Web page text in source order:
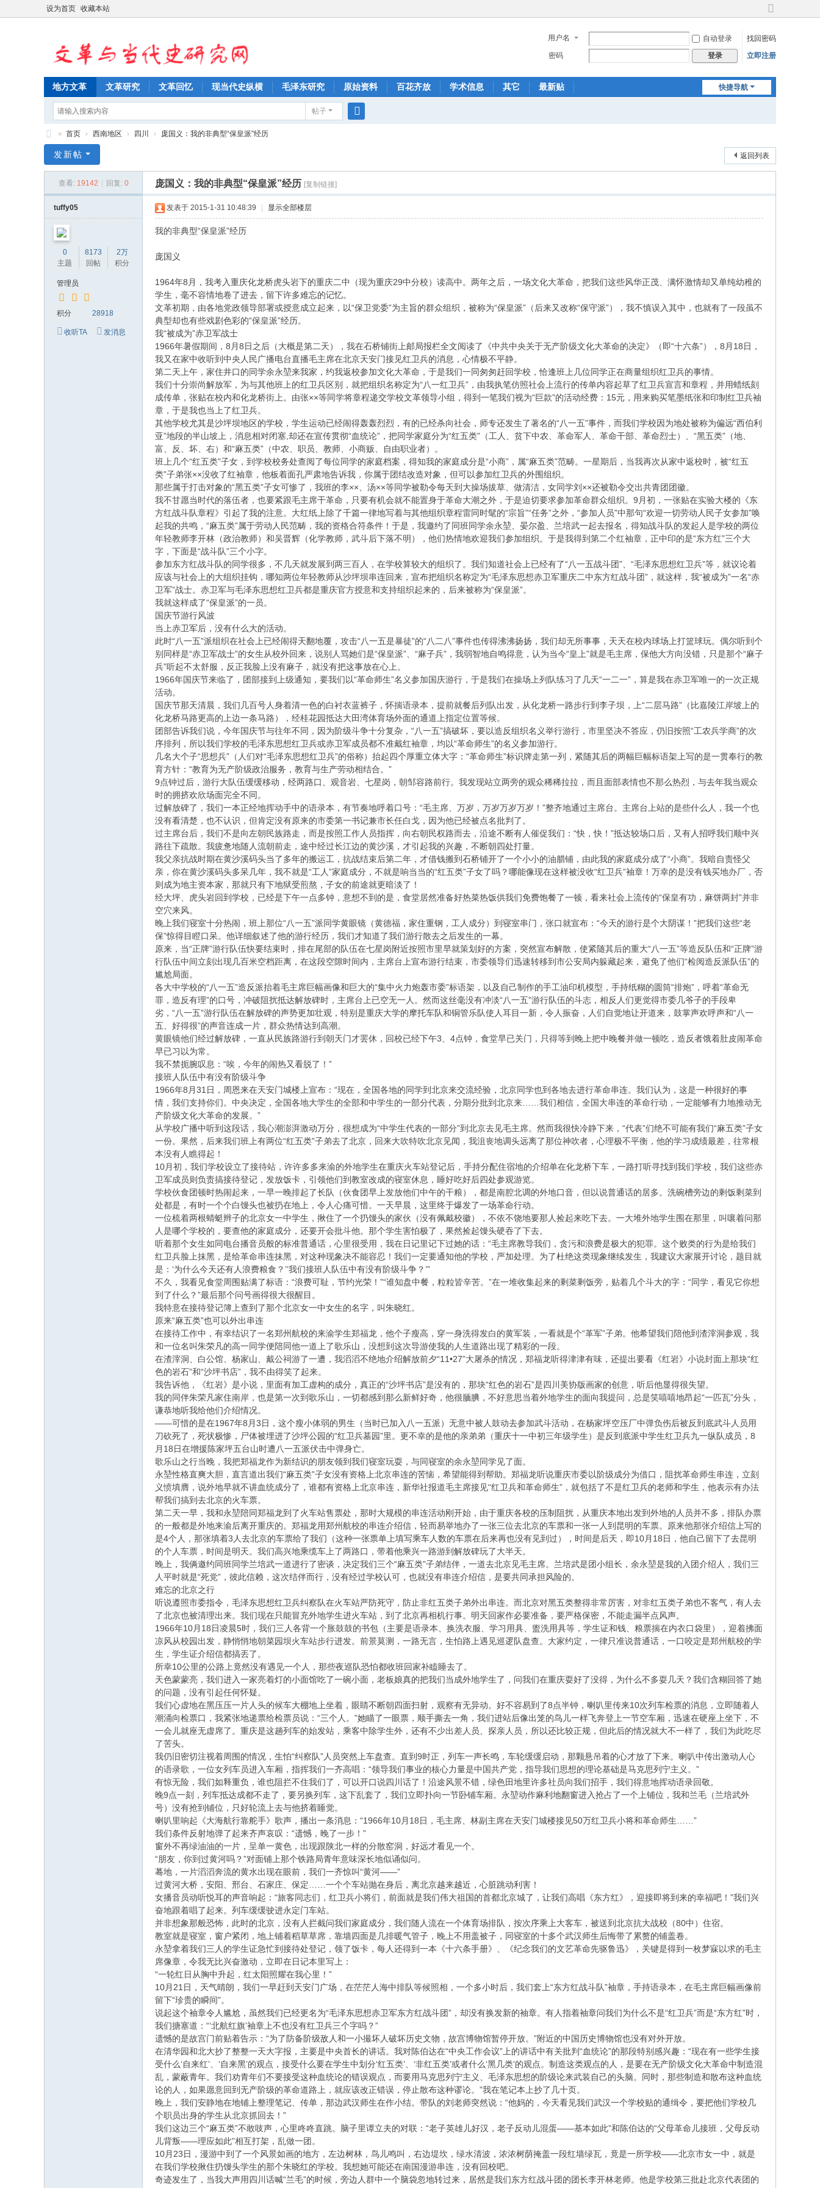
设为首页 收藏本站
切
到
宽
用户名 自动登录
找回密码
密码
登录 立即注册
快捷导航
地方文革 文革研究 文革回忆 现当代史纵横 毛泽东研究 原始资料 百花齐放 学术信息 其它 最新贴
帖子
革
» 首页 › 西南地区 › 四川 › 庞国义：我的非典型“保皇派”经历
返回列表
发新帖
查看: 19142 回复: 0 庞国义：我的非典型“保皇派”经历 [复制链接]
tuffy05
0
主题
8173
回帖
2万
积分
管理员
积分 28918
收听TA 发消息
发表于 2015-1-31 10:48:39 显示全部楼层
我的非典型“保皇派”经历
庞国义
1964年8月，我考入重庆化龙桥虎头岩下的重庆二中（现为重庆29中分校）读高中。两年之后，一场文化大革命，把我们这些风华正茂、满怀激情却又单纯幼稚的
学生，毫不容情地卷了进去，留下许多难忘的记忆。
文革初期，由各地党政领导部署或授意成立起来，以“保卫党委”为主旨的群众组织，被称为“保皇派”（后来又改称“保守派”），我不慎误入其中，也就有了一段虽不
典型却也有些戏剧色彩的“保皇派”经历。
我“被成为”赤卫军战士
1966年暑假期间，8月8日之后（大概是第二天），我在石桥铺街上邮局报栏全文阅读了《中共中央关于无产阶级文化大革命的决定》（即“十六条”），8月18日，
我又在家中收听到中央人民广播电台直播毛主席在北京天安门接见红卫兵的消息，心情极不平静。
第二天上午，家住井口的同学余永堃来我家，约我返校参加文化大革命，于是我们一同匆匆赶回学校，恰逢班上几位同学正在商量组织红卫兵的事情。
我们十分崇尚解放军，为与其他班上的红卫兵区别，就把组织名称定为“八一红卫兵”，由我执笔仿照社会上流行的传单内容起草了红卫兵宣言和章程，并用蜡纸刻
成传单，张贴在校内和化龙桥街上。由张××等同学将章程递交学校文革领导小组，得到一笔我们视为“巨款”的活动经费：15元，用来购买笔墨纸张和印制红卫兵袖
章，于是我也当上了红卫兵。
其他学校尤其是沙坪坝地区的学校，学生运动已经闹得轰轰烈烈，有的已经杀向社会，师专还发生了著名的“八一五”事件，而我们学校因为地处被称为偏远“西伯利
亚”地段的半山坡上，消息相对闭塞,却还在宣传贯彻“血统论”，把同学家庭分为“红五类”（工人、贫下中农、革命军人、革命干部、革命烈士）、“黑五类”（地、
富、反、坏、右）和“麻五类”（中农、职员、教师、小商贩、自由职业者）。
班上几个“红五类”子女，到学校校务处查阅了每位同学的家庭档案，得知我的家庭成分是“小商”，属“麻五类”范畴。一星期后，当我再次从家中返校时，被“红五
类”子弟张××没收了红袖章，他板着面孔严肃地告诉我，你属于团结改造对象，但可以参加红卫兵的外围组织。
那些属于打击对象的“黑五类”子女可惨了，我班的李××、汤××等同学被勒令每天到大操场拔草、做清洁，女同学刘××还被勒令交出共青团团徽。
我不甘愿当时代的落伍者，也要紧跟毛主席干革命，只要有机会就不能置身于革命大潮之外，于是迫切要求参加革命群众组织。9月初，一张贴在实验大楼的《东
方红战斗队章程》引起了我的注意。大红纸上除了千篇一律地写着与其他组织章程雷同时髦的“宗旨”“任务”之外，“参加人员”中那句“欢迎一切劳动人民子女参加”唤
起我的共鸣，“麻五类”属于劳动人民范畴，我的资格合符条件！于是，我邀约了同班同学余永堃、晏尔盈、兰培武一起去报名，得知战斗队的发起人是学校的两位
年轻教师李开林（政治教师）和吴晋辉（化学教师，武斗后下落不明），他们热情地欢迎我们参加组织。于是我得到第二个红袖章，正中印的是“东方红”三个大
字，下面是“战斗队”三个小字。
参加东方红战斗队的同学很多，不几天就发展到两三百人，在学校算较大的组织了。我们知道社会上已经有了“八一五战斗团”、“毛泽东思想红卫兵”等，就议论着
应该与社会上的大组织挂钩，哪知两位年轻教师从沙坪坝串连回来，宣布把组织名称定为“毛泽东思想赤卫军重庆二中东方红战斗团”，就这样，我“被成为”一名“赤
卫军”战士。赤卫军与毛泽东思想红卫兵都是重庆官方授意和支持组织起来的，后来被称为“保皇派”。
我就这样成了“保皇派”的一员。
国庆节游行风波
当上赤卫军后，没有什么大的活动。
此时“八一五”派组织在社会上已经闹得天翻地覆，攻击“八一五是暴徒”的“八二八”事件也传得沸沸扬扬，我们却无所事事，天天在校内球场上打篮球玩。偶尔听到个
别同样是“赤卫军战士”的女生从校外回来，说别人骂她们是“保皇派”、“麻子兵”，我弱智地自鸣得意，认为当今“皇上”就是毛主席，保他大方向没错，只是那个“麻子
兵”听起不太舒服，反正我脸上没有麻子，就没有把这事放在心上。
1966年国庆节来临了，团部接到上级通知，要我们以“革命师生”名义参加国庆游行，于是我们在操场上列队练习了几天“一二一”，算是我在赤卫军唯一的一次正规
活动。
国庆节那天清晨，我们几百号人身着清一色的白衬衣蓝裤子，怀揣语录本，提前就餐后列队出发，从化龙桥一路步行到李子坝，上“二层马路”（比嘉陵江岸坡上的
化龙桥马路更高的上边一条马路），经桂花园抵达大田湾体育场外面的通道上指定位置等候。
团部告诉我们说，今年国庆节与往年不同，因为阶级斗争十分复杂，“八一五”搞破坏，要以造反组织名义举行游行，市里坚决不答应，仍旧按照“工农兵学商”的次
序排列，所以我们学校的毛泽东思想红卫兵或赤卫军成员都不准戴红袖章，均以“革命师生”的名义参加游行。
几名大个子“思想兵”（人们对“毛泽东思想红卫兵”的俗称）抬起四个厚重立体大字：“革命师生”标识牌走第一列，紧随其后的两幅巨幅标语架上写的是一贯奉行的教
育方针：“教育为无产阶级政治服务，教育与生产劳动相结合。”
9点钟过后，游行大队伍缓缓移动，经两路口、观音岩、七星岗，朝邹容路前行。我发现站立两旁的观众稀稀拉拉，而且面部表情也不那么热烈，与去年我当观众
时的拥挤欢欣场面完全不同。
过解放碑了，我们一本正经地挥动手中的语录本，有节奏地呼着口号：“毛主席、万岁，万岁万岁万岁！”整齐地通过主席台。主席台上站的是些什么人，我一个也
没有看清楚，也不认识，但肯定没有原来的市委第一书记兼市长任白戈，因为他已经被点名批判了。
过主席台后，我们不是向左朝民族路走，而是按照工作人员指挥，向右朝民权路而去，沿途不断有人催促我们：“快，快！”抵达较场口后，又有人招呼我们顺中兴
路往下疏散。我疲惫地随人流朝前走，途中经过长江边的黄沙溪，才引起我的兴趣，不断朝四处打量。
我父亲抗战时期在黄沙溪码头当了多年的搬运工，抗战结束后第二年，才借钱搬到石桥铺开了一个小小的油腊铺，由此我的家庭成分成了“小商”。我暗自责怪父
亲，你在黄沙溪码头多呆几年，我不就是“工人”家庭成分，不就是响当当的“红五类”子女了吗？哪能像现在这样被没收“红卫兵”袖章！万幸的是没有钱买地办厂，否
则成为地主资本家，那就只有下地狱受煎熬，子女的前途就更暗淡了！
经大坪、虎头岩回到学校，已经是下午一点多钟，意想不到的是，食堂居然准备好热菜热饭供我们免费饱餐了一顿，看来社会上流传的“保皇有功，麻饼两封”并非
空穴来风。
晚上我们寝室十分热闹，班上那位“八一五”派同学黄眼镜（黄德福，家住重钢，工人成分）到寝室串门，张口就宣布：“今天的游行是个大阴谋！”把我们这些“老
保”惊得目瞪口呆。他详细叙述了他的游行经历，我们才知道了我们游行散去之后发生的一幕。
原来，当“正牌”游行队伍快要结束时，排在尾部的队伍在七星岗附近按照市里早就策划好的方案，突然宣布解散，使紧随其后的重大“八一五”等造反队伍和“正牌”游
行队伍中间立刻出现几百米空档距离，在这段空隙时间内，主席台上宣布游行结束，市委领导们迅速转移到市公安局内躲藏起来，避免了他们“检阅造反派队伍”的
尴尬局面。
各大中学校的“八一五”造反派抬着毛主席巨幅画像和巨大的“集中火力炮轰市委”标语架，以及自己制作的手工油印机模型，手持纸糊的圆筒“排炮”，呼着“革命无
罪，造反有理”的口号，冲破阻扰抵达解放碑时，主席台上已空无一人。然而这丝毫没有冲淡“八一五”游行队伍的斗志，相反人们更觉得市委几爷子的手段卑
劣，“八一五”游行队伍在解放碑的声势更加壮观，特别是重庆大学的摩托车队和铜管乐队使人耳目一新，令人振奋，人们自觉地让开道来，鼓掌声欢呼声和“八一
五、好得很”的声音连成一片，群众热情达到高潮。
黄眼镜他们经过解放碑，一直从民族路游行到朝天门才罢休，回校已经下午3、4点钟，食堂早已关门，只得等到晚上把中晚餐并做一顿吃，造反者饿着肚皮闹革命
早已习以为常。
我不禁扼腕叹息：“唉，今年的闹热又看脱了！”
接班人队伍中有没有阶级斗争
1966年8月31日，周恩来在天安门城楼上宣布：“现在，全国各地的同学到北京来交流经验，北京同学也到各地去进行革命串连。我们认为，这是一种很好的事
情，我们支持你们。中央决定，全国各地大学生的全部和中学生的一部分代表，分期分批到北京来……我们相信，全国大串连的革命行动，一定能够有力地推动无
产阶级文化大革命的发展。”
从学校广播中听到这段话，我心潮澎湃激动万分，很想成为“中学生代表的一部分”到北京去见毛主席。然而我很快冷静下来，“代表”们绝不可能有我们“麻五类”子女
一份。果然，后来我们班上有两位“红五类”子弟去了北京，回来大吹特吹北京见闻，我沮丧地调头远离了那位神吹者，心理极不平衡，他的学习成绩最差，往常根
本没有人瞧得起！
10月初，我们学校设立了接待站，许许多多来渝的外地学生在重庆火车站登记后，手持分配住宿地的介绍单在化龙桥下车，一路打听寻找到我们学校，我们这些赤
卫军成员则负责搞接待登记，发放饭卡，引领他们到教室改成的寝室休息，睡好吃好后四处参观游览。
学校伙食团顿时热闹起来，一早一晚排起了长队（伙食团早上发放他们中午的干粮），都是南腔北调的外地口音，但以说普通话的居多。洗碗槽旁边的剩饭剩菜到
处都是，有时一个个白馒头也被扔在地上，令人心痛可惜。一天早晨，这里终于爆发了一场革命行动。
一位梳着两根蜻蜓辫子的北京女一中学生，揪住了一个扔馒头的家伙（没有佩戴校徽），不依不饶地要那人捡起来吃下去。一大堆外地学生围在那里，叫嚷着问那
人是哪个学校的，要查他的家庭成分，还要开会批斗他。那个学生害怕极了，果然捡起馒头硬吞了下去。
听着那个女生如同电台播音员般的标准普通话，心里很受用，我在日记里记下过她的话：“毛主席教导我们，贪污和浪费是极大的犯罪。这个败类的行为是给我们
红卫兵脸上抹黑，是给革命串连抹黑，对这种现象决不能容忍！我们一定要通知他的学校，严加处理。为了杜绝这类现象继续发生，我建议大家展开讨论，题目就
是：‘为什么今天还有人浪费粮食？’‘我们接班人队伍中有没有阶级斗争？’”
不久，我看见食堂周围贴满了标语：“浪费可耻，节约光荣！”“谁知盘中餐，粒粒皆辛苦。”在一堆收集起来的剩菜剩饭旁，贴着几个斗大的字：“同学，看见它你想
到了什么？”最后那个问号画得很大很醒目。
我特意在接待登记簿上查到了那个北京女一中女生的名字，叫朱晓红。
原来“麻五类”也可以外出串连
在接待工作中，有幸结识了一名郑州航校的来渝学生郑福龙，他个子瘦高，穿一身洗得发白的黄军装，一看就是个“革军”子弟。他希望我们陪他到渣滓洞参观，我
和一位名叫朱荣凡的高一同学便陪同他一道上了歌乐山，没想到这次导游使我的人生道路出现了精彩的一段。
在渣滓洞、白公馆、杨家山、戴公祠游了一遭，我滔滔不绝地介绍解放前夕“11•27”大屠杀的情况，郑福龙听得津津有味，还提出要看《红岩》小说封面上那块“红
色的岩石”和“沙坪书店”，我不由得笑了起来。
我告诉他，《红岩》是小说，里面有加工虚构的成分，真正的“沙坪书店”是没有的，那块“红色的岩石”是四川美协版画家的创意，听后他显得很失望。
我的同伴朱荣凡家住南岸，也是第一次到歌乐山，一切都感到那么新鲜好奇，他很腼腆，不好意思当着外地学生的面向我提问，总是笑嘻嘻地昂起“一匹瓦”分头，
谦恭地听我给他们介绍情况。
——可惜的是在1967年8月3日，这个瘦小体弱的男生（当时已加入八一五派）无意中被人鼓动去参加武斗活动，在杨家坪空压厂中弹负伤后被反到底武斗人员用
刀砍死了，死状极惨，尸体被埋进了沙坪公园的“红卫兵墓园”里。更不幸的是他的亲弟弟（重庆十一中初三年级学生）是反到底派中学生红卫兵九一纵队成员，8
月18日在增援陈家坪五台山时遭八一五派伏击中弹身亡。
歌乐山之行当晚，我把郑福龙作为新结识的朋友领到我们寝室玩耍，与同寝室的余永堃同学见了面。
永堃性格直爽大胆，直言道出我们“麻五类”子女没有资格上北京串连的苦恼，希望能得到帮助。郑福龙听说重庆市委以阶级成分为借口，阻扰革命师生串连，立刻
义愤填膺，说外地早就不讲血统成分了，谁都有资格上北京串连，新华社报道毛主席接见“红卫兵和革命师生”，就包括了不是红卫兵的老师和学生，他表示有办法
帮我们搞到去北京的火车票。
第二天一早，我和永堃陪同郑福龙到了火车站售票处，那时大规模的串连活动刚开始，由于重庆各校的压制阻扰，从重庆本地出发到外地的人员并不多，排队办票
的一般都是外地来渝后离开重庆的。郑福龙用郑州航校的串连介绍信，轻而易举地办了一张三位去北京的车票和一张一人到昆明的车票。原来他那张介绍信上写的
是4个人，那张填着3人去北京的车票给了我们（这种一张票单上填写乘车人数的车票在后来再也没有见到过），时间是后天，即10月18日，他自己留下了去昆明
的个人车票，时间是明天。我们高兴地乘缆车上了两路口，带着他乘兴一路游到解放碑玩了大半天。
晚上，我俩邀约同班同学兰培武一道进行了密谈，决定我们三个“麻五类”子弟结伴，一道去北京见毛主席。兰培武是团小组长，余永堃是我的入团介绍人，我们三
人平时就是“死党”，彼此信赖，这次结伴而行，没有经过学校认可，也就没有串连介绍信，是要共同承担风险的。
难忘的北京之行
听说遵照市委指令，毛泽东思想红卫兵纠察队在火车站严防死守，防止非红五类子弟外出串连。而北京对黑五类整得非常厉害，对非红五类子弟也不客气，有人去
了北京也被清理出来。我们现在只能冒充外地学生进火车站，到了北京再相机行事。明天回家作必要准备，要严格保密，不能走漏半点风声。
1966年10月18日凌晨5时，我们三人各背一个胀鼓鼓的书包（主要是语录本、换洗衣服、学习用具、盥洗用具等，学生证和钱、粮票揣在内衣口袋里），迎着拂面
凉风从校园出发，静悄悄地朝菜园坝火车站步行进发。前景莫测，一路无言，生怕路上遇见巡逻队盘查。大家约定，一律只准说普通话，一口咬定是郑州航校的学
生，学生证介绍信都搞丟了。
所幸10公里的公路上竟然没有遇见一个人，那些夜巡队恐怕都收班回家补瞌睡去了。
天色蒙蒙亮，我们进入一家亮着灯的小面馆吃了一碗小面，老板娘真的把我们当成外地学生了，问我们在重庆耍好了没得，为什么不多耍几天？我们含糊回答了她
的问题，没有引起任何怀疑。
我们心虚地在黑压压一片人头的候车大棚地上坐着，眼睛不断朝四面扫射，观察有无异动。好不容易到了8点半钟，喇叭里传来10次列车检票的消息，立即随着人
潮涌向检票口，我紧张地递票给检票员说：“三个人。”她瞄了一眼票，顺手撕去一角，我们进站后像出笼的鸟儿一样飞奔登上一节空车厢，迅速在硬座上坐下，不
一会儿就座无虚席了。重庆是这趟列车的始发站，乘客中除学生外，还有不少出差人员、探亲人员，所以还比较正规，但此后的情况就大不一样了，我们为此吃尽
了苦头。
我仍旧密切注视着周围的情况，生怕“纠察队”人员突然上车盘查。直到9时正，列车一声长鸣，车轮缓缓启动，那颗悬吊着的心才放了下来。喇叭中传出激动人心
的语录歌，一位女列车员进入车厢，指挥我们一齐高唱：“领导我们事业的核心力量是中国共产党，指导我们思想的理论基础是马克思列宁主义。”
有惊无险，我们如释重负，谁也阻拦不住我们了，可以开口说四川话了！沿途风景不错，绿色田地里许多社员向我们招手，我们得意地挥动语录回敬。
晚9点一刻，列车抵达成都不走了，要另换列车，这下乱套了，我们立即扑向一节卧铺车厢。永堃动作麻利地翻窗进入抢占了一个上铺位，我和兰毛（兰培武外
号）没有抢到铺位，只好轮流上去与他挤着睡觉。
喇叭里响起《大海航行靠舵手》歌声，播出一条消息：“1966年10月18日，毛主席、林副主席在天安门城楼接见50万红卫兵小将和革命师生……”
我们条件反射地弹了起来齐声哀叹：“遗憾，晚了一步！”
窗外不再绿油油的一片，呈单一黄色，出现跟陕北一样的分散窑洞，好远才看见一个。
“朋友，你到过黄河吗？”对面铺上那个铁路局青年意味深长地似诵似问。
蓦地，一片滔滔奔流的黄水出现在眼前，我们一齐惊叫“黄河——”
过黄河大桥，安阳、邢台、石家庄、保定……一个个车站抛在身后，离北京越来越近，心脏跳动利害！
女播音员动听悦耳的声音响起：“旅客同志们，红卫兵小将们，前面就是我们伟大祖国的首都北京城了，让我们高唱《东方红》，迎接即将到来的幸福吧！”我们兴
奋地跟着唱了起来。列车缓缓驶进永定门车站。
并非想象那般恐怖，此时的北京，没有人拦截问我们家庭成分，我们随人流在一个体育场排队，按次序乘上大客车，被送到北京抗大战校（80中）住宿。
教室就是寝室，窗户紧闭，地上铺着稻草草席，靠墙四面是几排暖气管子，晚上不用盖被子，同寝室的十多个武汉师生后悔带了累赘的铺盖卷。
永堃拿着我们三人的学生证急忙到接待处登记，领了饭卡，每人还得到一本《十六条手册》、《纪念我们的文艺革命先驱鲁迅》，关键是得到一枚梦寐以求的毛主
席像章，令我无比兴奋激动，立即在日记本里写上：
“一轮红日从胸中升起，红太阳照耀在我心里！”
10月21日，天气晴朗，我们一早赶到天安门广场，在茫茫人海中排队等候照相，一个多小时后，我们套上“东方红战斗队”袖章，手持语录本，在毛主席巨幅画像前
留下“珍贵的瞬间”。
说起这个袖章令人尴尬，虽然我们已经更名为“毛泽东思想赤卫军东方红战斗团”，却没有换发新的袖章。有人指着袖章问我们为什么不是“红卫兵”而是“东方红”时，
我们搪塞道：“‘北航红旗’袖章上不也没有红卫兵三个字吗？”
遗憾的是故宫门前贴着告示：“为了防备阶级敌人和一小撮坏人破坏历史文物，故宫博物馆暂停开放。”附近的中国历史博物馆也没有对外开放。
在清华园和北大抄了整整一天大字报，主要是中央首长的讲话。我对陈伯达在“中央工作会议”上的讲话中有关批判“血统论”的那段特别感兴趣：“现在有一些学生接
受什么‘自来红’、‘自来黑’的观点，接受什么要在学生中划分‘红五类’、‘非红五类’或者什么‘黑几类’的观点。制造这类观点的人，是要在无产阶级文化大革命中制造混
乱，蒙蔽青年。我们劝青年们不要接受这种血统论的错误观点，而要用马克思列宁主义、毛泽东思想的阶级论来武装自己的头脑。同时，那些制造和散布这种血统
论的人，如果愿意回到无产阶级的革命道路上，就应该改正错误，停止散布这种谬论。”我在笔记本上抄了几十页。
晚上，我们安静地在地铺上整理笔记、传单，那边武汉师生在作小结。带队的刘老师突然说：“他妈的，今天看见我们武汉一个学校贴的通缉令，要把他们学校几
个职员出身的学生从北京抓回去！”
我们这边三个“麻五类”不敢吱声，心里咚咚直跳。脑子里谭立夫的对联：“老子英雄儿好汉，老子反动儿混蛋——基本如此”和陈伯达的“父母革命儿接班，父母反动
儿背叛——理应如此”相互打架，乱做一团。
10月23日，漫游中到了一个风景如画的地方，左边树林，鸟儿鸣叫，右边堤坎，绿水清波，浓浓树荫掩盖一段红墙绿瓦，竟是一所学校——北京市女一中，就是
在我们学校揪住扔馒头学生的那个朱晓红的学校。我想她可能还在南国漫游串连，没有回校吧。
奇迹发生了，当我大声用四川话喊“兰毛”的时候，旁边人群中一个脑袋忽地转过来，居然是我们东方红战斗团的团长李开林老师。他是学校第三批赴北京代表团的